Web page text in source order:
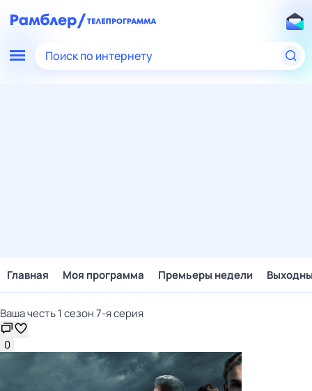
Поиск по интернету
Главная Моя программа Премьеры недели
Ваша честь 1 сезон 7-я серия
0